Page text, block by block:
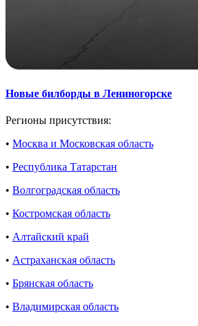
Новые билборды в Лениногорске
Регионы присутствия:
• Москва и Московская область
• Республика Татарстан
• Волгоградская область
• Костромская область
• Алтайский край
• Астраханская область
• Брянская область
• Владимирская область